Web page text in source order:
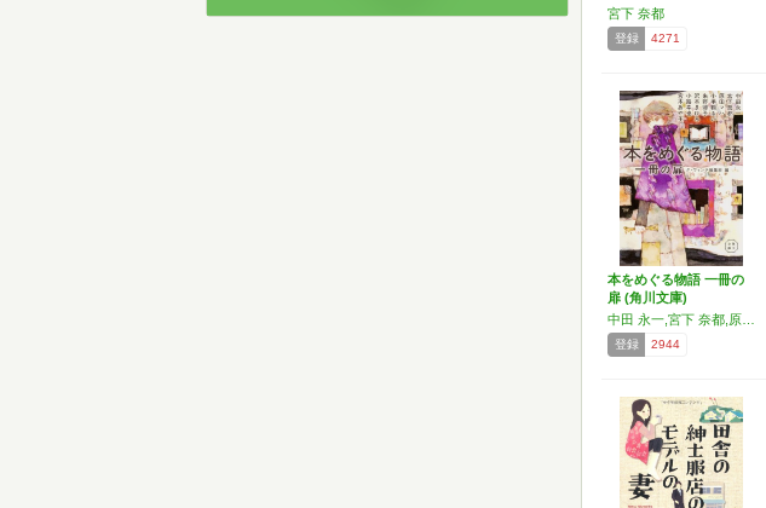
宮下 奈都
登録 4271
本をめぐる物語 一冊の
扉 (角川文庫)
登録 2944